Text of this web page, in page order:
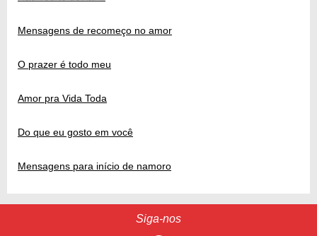
Mensagens de recomeço no amor
O prazer é todo meu
Amor pra Vida Toda
Do que eu gosto em você
Mensagens para início de namoro
Siga-nos